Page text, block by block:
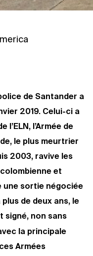
de Santander a
2019. Celui-ci a
l’Armée de
le plus meurtrier
2003, ravive les
et
une sortie négociée
de deux ans, le
signé, non sans
la principale
Armées